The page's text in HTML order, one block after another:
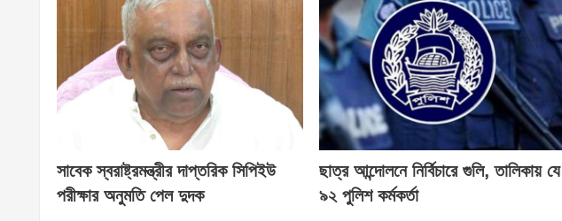
সাবেক স্বরাষ্ট্রমন্ত্রীর দাপ্তরিক সিপিইউ
পরীক্ষার অনুমতি পেল দুদক
ছাত্র আন্দোলনে নির্বিচারে গুলি, তালিকায় যে
৯২ পুলিশ কর্মকর্তা